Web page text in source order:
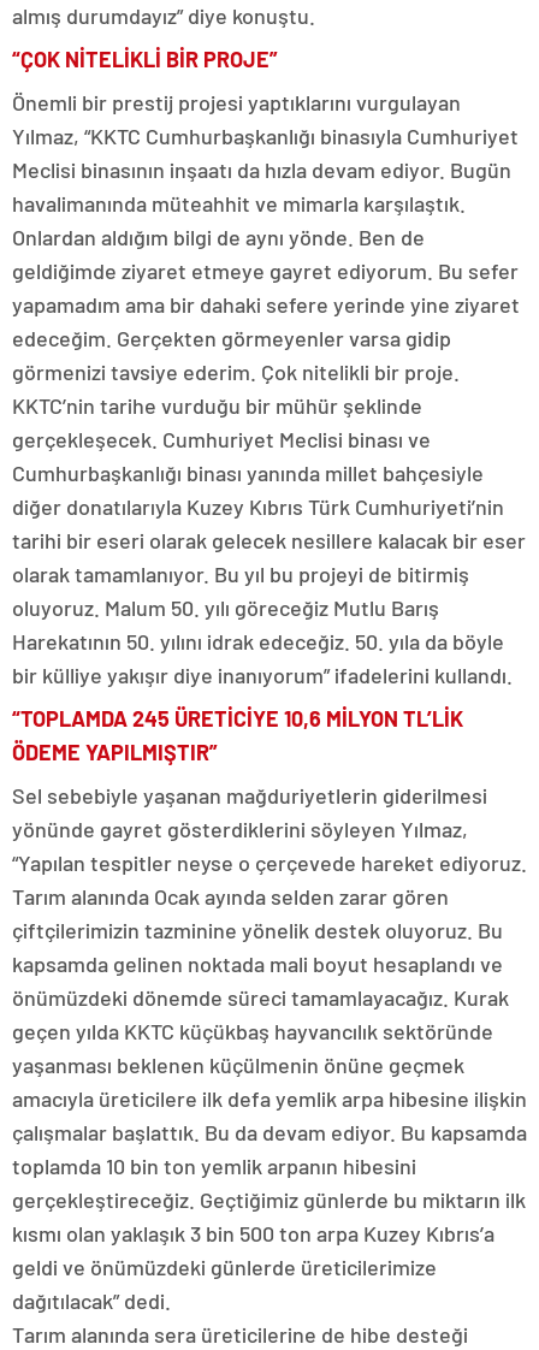
almış durumdayız” diye konuştu.
“ÇOK NİTELİKLİ BİR PROJE”
Önemli bir prestij projesi yaptıklarını vurgulayan
Yılmaz, “KKTC Cumhurbaşkanlığı binasıyla Cumhuriyet
Meclisi binasının inşaatı da hızla devam ediyor. Bugün
havalimanında müteahhit ve mimarla karşılaştık.
Onlardan aldığım bilgi de aynı yönde. Ben de
geldiğimde ziyaret etmeye gayret ediyorum. Bu sefer
yapamadım ama bir dahaki sefere yerinde yine ziyaret
edeceğim. Gerçekten görmeyenler varsa gidip
görmenizi tavsiye ederim. Çok nitelikli bir proje.
KKTC’nin tarihe vurduğu bir mühür şeklinde
gerçekleşecek. Cumhuriyet Meclisi binası ve
Cumhurbaşkanlığı binası yanında millet bahçesiyle
diğer donatılarıyla Kuzey Kıbrıs Türk Cumhuriyeti’nin
tarihi bir eseri olarak gelecek nesillere kalacak bir eser
olarak tamamlanıyor. Bu yıl bu projeyi de bitirmiş
oluyoruz. Malum 50. yılı göreceğiz Mutlu Barış
Harekatının 50. yılını idrak edeceğiz. 50. yıla da böyle
bir külliye yakışır diye inanıyorum” ifadelerini kullandı.
“TOPLAMDA 245 ÜRETİCİYE 10,6 MİLYON TL’LİK
ÖDEME YAPILMIŞTIR”
Sel sebebiyle yaşanan mağduriyetlerin giderilmesi
yönünde gayret gösterdiklerini söyleyen Yılmaz,
“Yapılan tespitler neyse o çerçevede hareket ediyoruz.
Tarım alanında Ocak ayında selden zarar gören
çiftçilerimizin tazminine yönelik destek oluyoruz. Bu
kapsamda gelinen noktada mali boyut hesaplandı ve
önümüzdeki dönemde süreci tamamlayacağız. Kurak
geçen yılda KKTC küçükbaş hayvancılık sektöründe
yaşanması beklenen küçülmenin önüne geçmek
amacıyla üreticilere ilk defa yemlik arpa hibesine ilişkin
çalışmalar başlattık. Bu da devam ediyor. Bu kapsamda
toplamda 10 bin ton yemlik arpanın hibesini
gerçekleştireceğiz. Geçtiğimiz günlerde bu miktarın ilk
kısmı olan yaklaşık 3 bin 500 ton arpa Kuzey Kıbrıs’a
geldi ve önümüzdeki günlerde üreticilerimize
dağıtılacak” dedi.
Tarım alanında sera üreticilerine de hibe desteği